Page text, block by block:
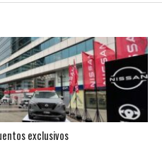
exclusivos